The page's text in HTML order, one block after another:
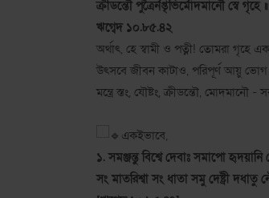
ক্রীডন্তৌ পুত্রৈর্নপ্তৃভির্মোদমানৌ স্বে গৃহে ॥
ঋগ্বেদ ১০.৮৫.৪২
অর্থাৎ, হে স্বামী ও পত্নী! তোমরা গৃহে
উৎসবে জীবন কাটাও, পরিপূর্ণ আয়ু
মন্ত্রে স্তং, যৌষ্টং, ক্রীডন্তৌ,
একইভাবে,
১. সমঞ্জন্তু বিশ্বে দেবাঃ সমাপো হৃদয়ানি
সং মাতরিশ্বা সং ধাতা সমু দেষ্ট্রী দধাতু